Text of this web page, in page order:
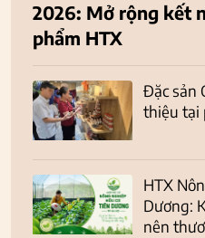
2026: Mở rộng kết
phẩm HTX
Đặc sản
thiệu tại
HTX
Dương:
nên